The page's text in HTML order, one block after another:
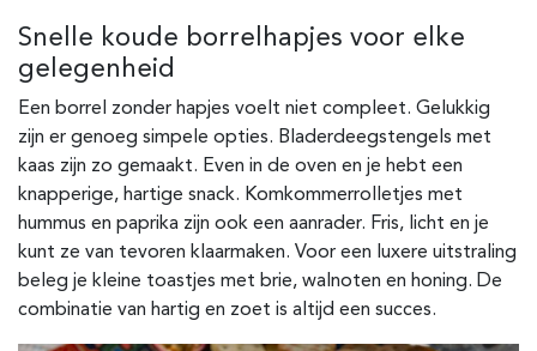
Snelle koude borrelhapjes voor elke
gelegenheid
Een borrel zonder hapjes voelt niet compleet. Gelukkig
zijn er genoeg simpele opties. Bladerdeegstengels met
kaas zijn zo gemaakt. Even in de oven en je hebt een
knapperige, hartige snack. Komkommerrolletjes met
hummus en paprika zijn ook een aanrader. Fris, licht en je
kunt ze van tevoren klaarmaken. Voor een luxere uitstraling
beleg je kleine toastjes met brie, walnoten en honing. De
combinatie van hartig en zoet is altijd een succes.